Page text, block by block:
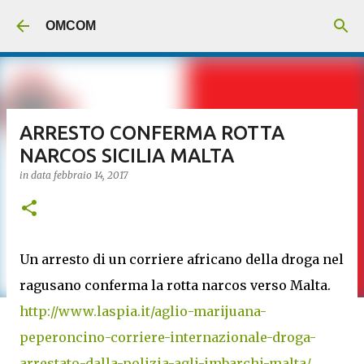
OMCOM
ARRESTO CONFERMA ROTTA
NARCOS SICILIA MALTA
in data febbraio 14, 2017
Un arresto di un corriere africano della droga nel
ragusano conferma la rotta narcos verso Malta.
http://www.laspia.it/aglio-marijuana-
peperoncino-corriere-internazionale-droga-